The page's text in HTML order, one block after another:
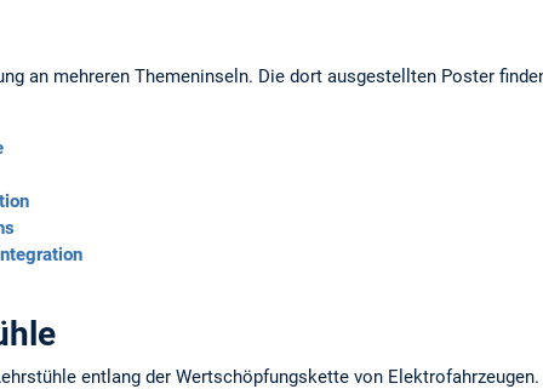
an mehreren Themeninseln. Die dort ausgestellten Poster
entlang der Wertschöpfungskette von